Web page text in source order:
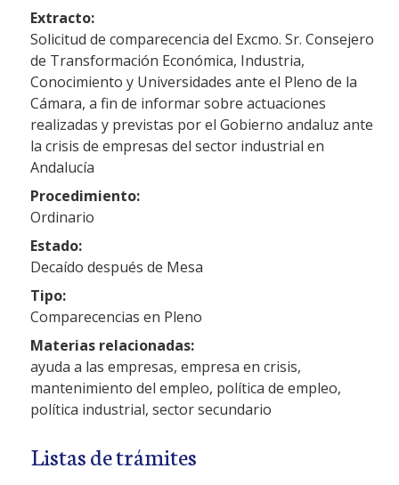
Extracto:
Solicitud de comparecencia del Excmo. Sr. Consejero
de Transformación Económica, Industria,
Conocimiento y Universidades ante el Pleno de la
Cámara, a fin de informar sobre actuaciones
realizadas y previstas por el Gobierno andaluz ante
la crisis de empresas del sector industrial en
Andalucía
Procedimiento:
Ordinario
Estado:
Decaído después de Mesa
Tipo:
Comparecencias en Pleno
Materias relacionadas:
ayuda a las empresas, empresa en crisis,
mantenimiento del empleo, política de empleo,
política industrial, sector secundario
Listas de trámites